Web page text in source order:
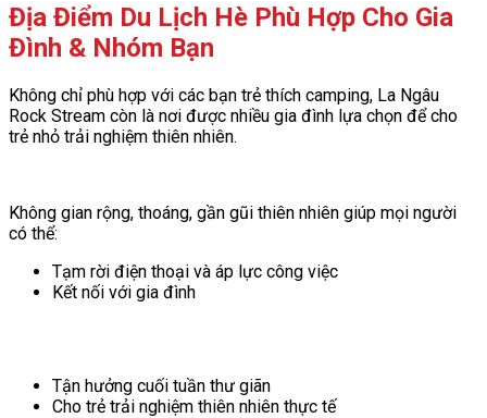
Địa Điểm Du Lịch Hè Phù Hợp Cho Gia
Đình & Nhóm Bạn
Không chỉ phù hợp với các bạn trẻ thích camping, La Ngâu
Rock Stream còn là nơi được nhiều gia đình lựa chọn để cho
trẻ nhỏ trải nghiệm thiên nhiên.
Không gian rộng, thoáng, gần gũi thiên nhiên giúp mọi người
có thể:
Tạm rời điện thoại và áp lực công việc
Kết nối với gia đình
Tận hưởng cuối tuần thư giãn
Cho trẻ trải nghiệm thiên nhiên thực tế